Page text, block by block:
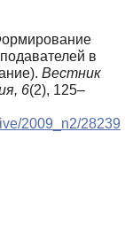
в
Вестник
6(2), 125–
2009_n2/28239